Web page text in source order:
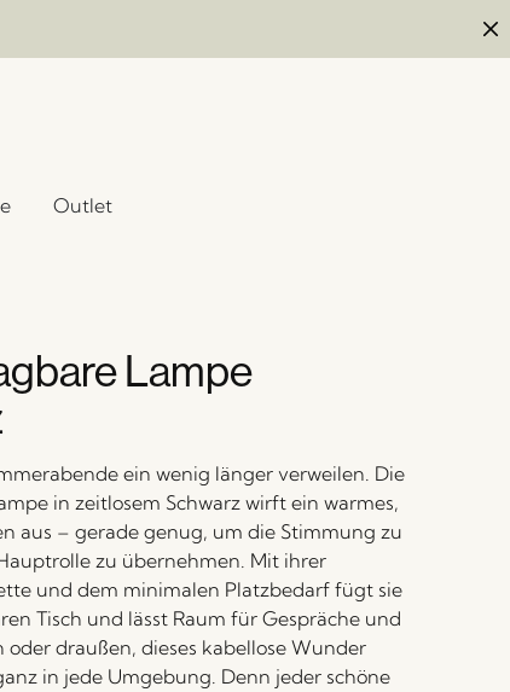
Outlet
Lampe
ein wenig länger verweilen. Die
in zeitlosem Schwarz wirft ein warmes,
aus – gerade genug, um die Stimmung zu
zu übernehmen. Mit ihrer
und dem minimalen Platzbedarf fügt sie
Tisch und lässt Raum für Gespräche und
oder draußen, dieses kabellose Wunder
in jede Umgebung. Denn jeder schöne